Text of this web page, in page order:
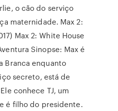
o cão do serviço
maternidade. Max 2:
Max 2: White House
Sinopse: Max é
Branca enquanto
secreto, está de
conhece TJ, um
é filho do presidente.